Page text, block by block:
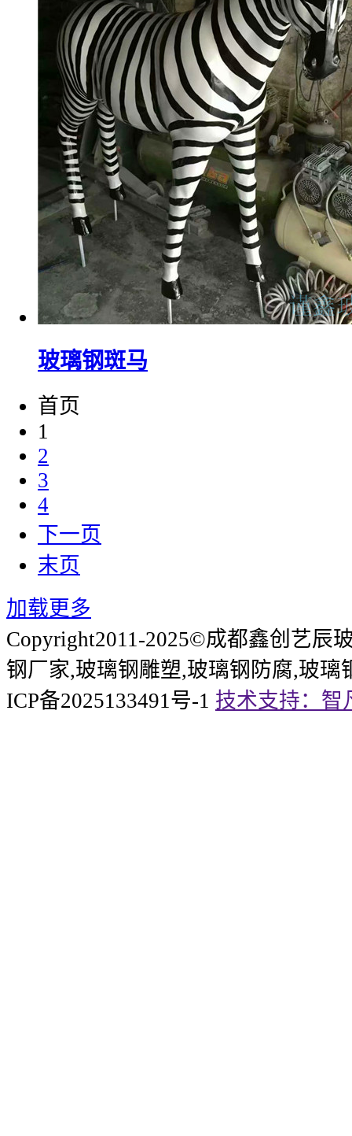
玻璃钢斑马
首页
1
2
3
4
下一页
末页
加载更多
Copyright2011-2025©成都鑫创艺辰
钢厂家,玻璃钢雕塑,玻璃钢防腐,玻璃
ICP备2025133491号-1 技术支持：智